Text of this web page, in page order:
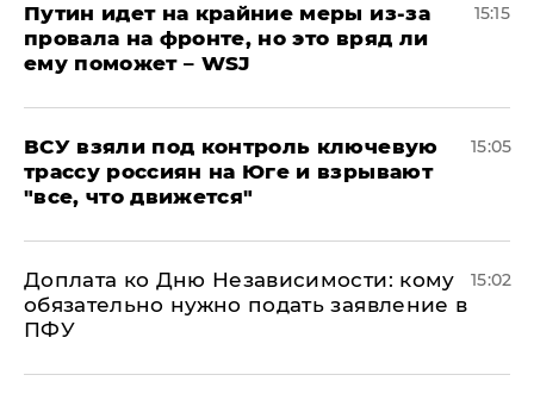
Путин идет на крайние меры из-за
провала на фронте, но это вряд ли
ему поможет – WSJ
15:15
ВСУ взяли под контроль ключевую
трассу россиян на Юге и взрывают
"все, что движется"
15:05
Доплата ко Дню Независимости: кому
обязательно нужно подать заявление в
ПФУ
15:02